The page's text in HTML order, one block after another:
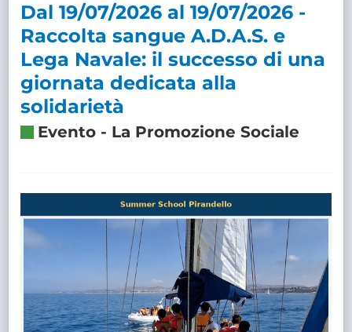
Dal 19/07/2026 al 19/07/2026 -
Raccolta sangue A.D.A.S. e
Lega Navale: il successo di una
giornata dedicata alla
solidarietà
Evento - La Promozione Sociale